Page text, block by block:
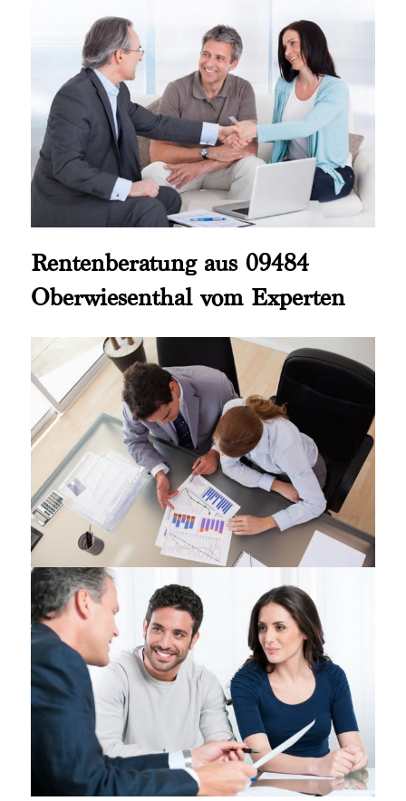
Rentenberatung aus 09484
Oberwiesenthal vom Experten